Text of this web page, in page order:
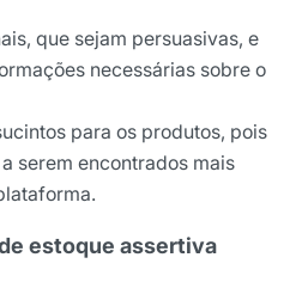
que sejam persuasivas, e
necessárias sobre o
para os produtos, pois
serem encontrados mais
estoque assertiva